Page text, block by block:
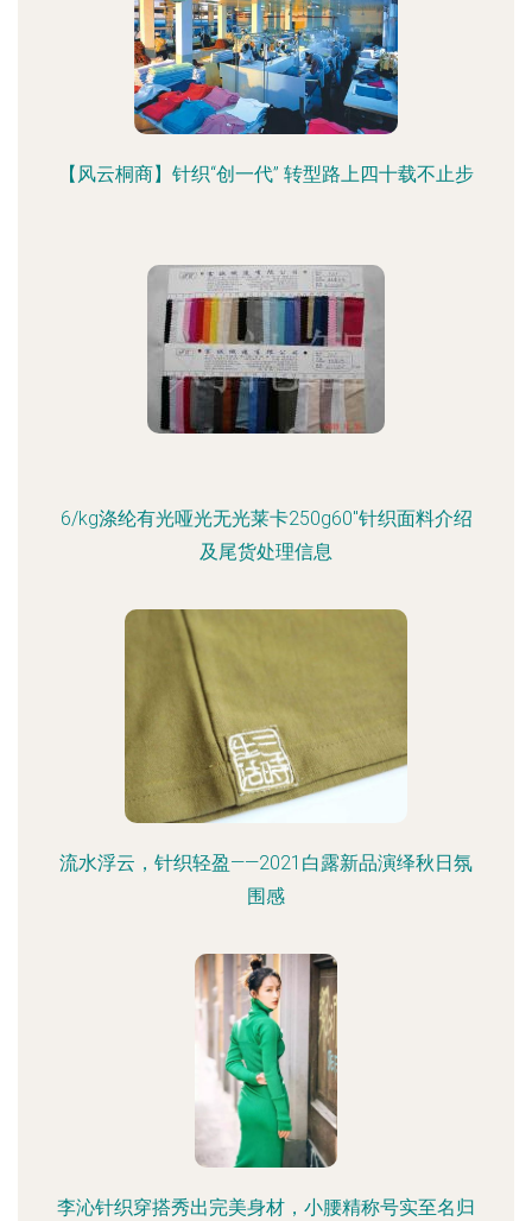
【风云桐商】针织“创一代” 转型路上四十载不止步
6/kg涤纶有光哑光无光莱卡250g60"针织面料介绍
及尾货处理信息
流水浮云，针织轻盈——2021白露新品演绎秋日氛
围感
李沁针织穿搭秀出完美身材，小腰精称号实至名归